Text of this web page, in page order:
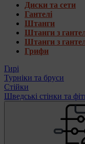
Диски та сети
Гантелі
Штанги
Штанги з
Штанги з
Грифи
Гирі
Турніки та бруси
Стійки
Шведські стінки та